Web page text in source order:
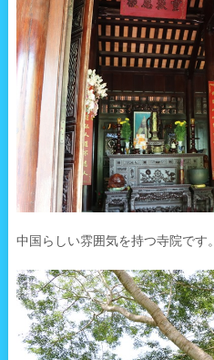
中国らしい雰囲気を持つ寺院です。